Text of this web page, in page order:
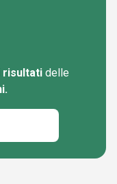
risultati delle